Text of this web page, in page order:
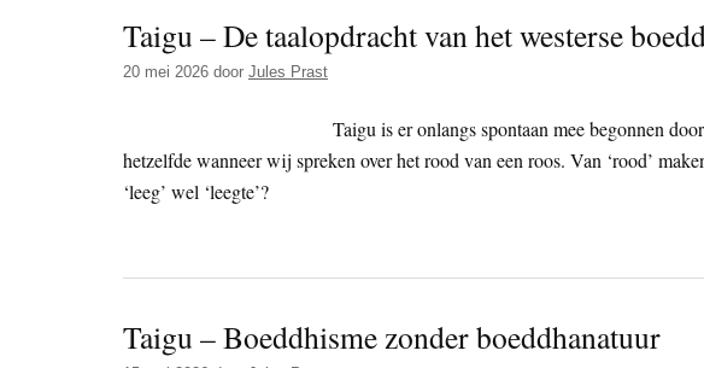
Taigu – De taalopdracht van het westerse
20 mei 2026 door Jules Prast
Taigu is er onlangs spontaan mee begonnen
hetzelfde wanneer wij spreken over het rood van een roos. Van ‘rood’
‘leeg’ wel ‘leegte’?
Taigu – Boeddhisme zonder boeddhanatuur